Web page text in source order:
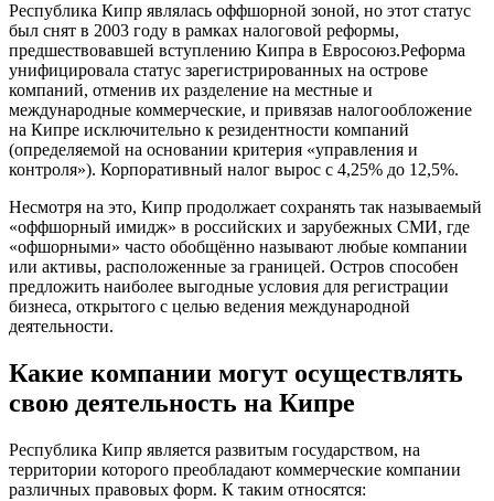
Республика Кипр являлась оффшорной зоной, но этот статус
был снят в 2003 году в рамках налоговой реформы,
предшествовавшей вступлению Кипра в Евросоюз.Реформа
унифицировала статус зарегистрированных на острове
компаний, отменив их разделение на местные и
международные коммерческие, и привязав налогообложение
на Кипре исключительно к резидентности компаний
(определяемой на основании критерия «управления и
контроля»). Корпоративный налог вырос с 4,25% до 12,5%.
Несмотря на это, Кипр продолжает сохранять так называемый
«оффшорный имидж» в российских и зарубежных СМИ, где
«офшорными» часто обобщённо называют любые компании
или активы, расположенные за границей. Остров способен
предложить наиболее выгодные условия для регистрации
бизнеса, открытого с целью ведения международной
деятельности.
Какие компании могут осуществлять
свою деятельность на Кипре
Республика Кипр является развитым государством, на
территории которого преобладают коммерческие компании
различных правовых форм. К таким относятся: